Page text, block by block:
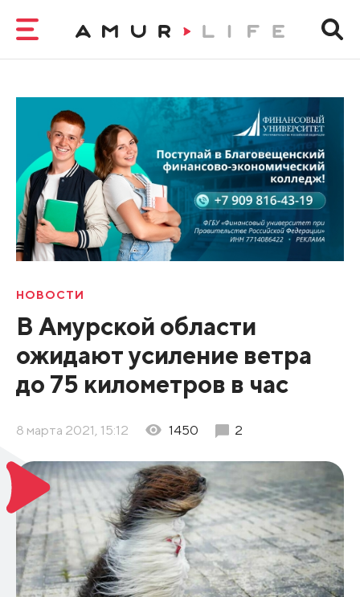
НОВОСТИ
В Амурской области
ожидают усиление ветра
до 75 километров в час
8 марта 2021, 15:12 1450 2